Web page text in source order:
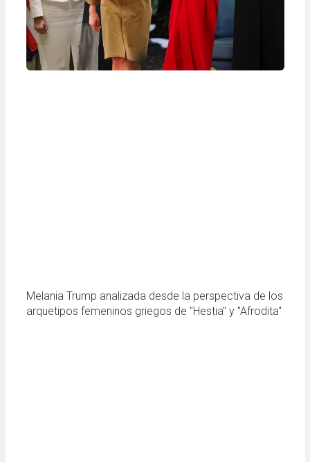
Melania Trump analizada desde la perspectiva de los
arquetipos femeninos griegos de "Hestia" y "Afrodita"